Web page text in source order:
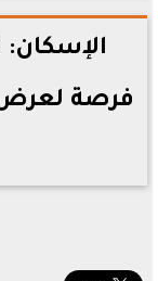
2024-02-09 16:39:20
الإسكان:
فرصة لعرض